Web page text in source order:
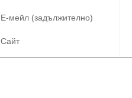
Е-мейл (задължително)
Сайт